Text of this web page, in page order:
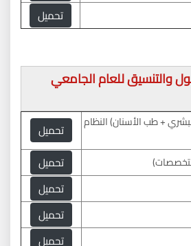
تحميل
والتنسيق للعام الجامعي
+ طب الأسنان) النظام
تحميل
تحميل
تحميل
تحميل
تحميل